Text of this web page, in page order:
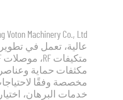
عالية، تعمل في
مكثفات حماية
مخصصة وفقًا
خدمات البرهان، اختيار